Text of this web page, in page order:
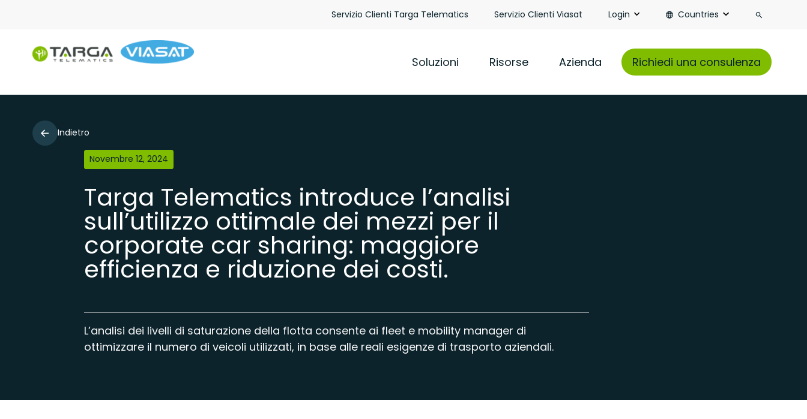
Servizio Clienti Targa Telematics Servizio Clienti Viasat Login Countries
Soluzioni Risorse Azienda Richiedi una consulenza
Indietro
Novembre 12, 2024
Targa Telematics introduce l’analisi
sull’utilizzo ottimale dei mezzi per il
corporate car sharing: maggiore
efficienza e riduzione dei costi.
L’analisi dei livelli di saturazione della flotta consente ai fleet e mobility manager di
ottimizzare il numero di veicoli utilizzati, in base alle reali esigenze di trasporto aziendali.